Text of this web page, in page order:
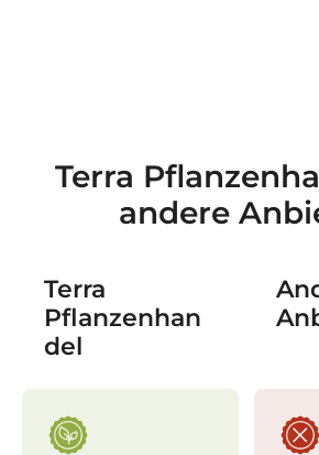
Terra
andere
Terra
Pflanzenhan
del